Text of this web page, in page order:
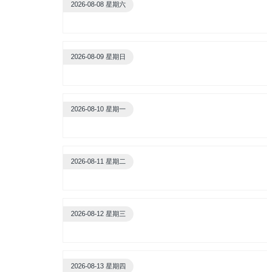
2026-08-08 星期六
2026-08-09 星期日
2026-08-10 星期一
2026-08-11 星期二
2026-08-12 星期三
2026-08-13 星期四